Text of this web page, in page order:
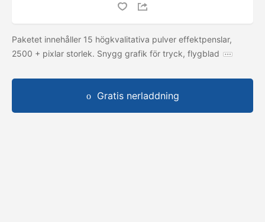
Paketet innehåller 15 högkvalitativa pulver effektpenslar,
2500 + pixlar storlek. Snygg grafik för tryck, flygblad
Gratis nerladdning